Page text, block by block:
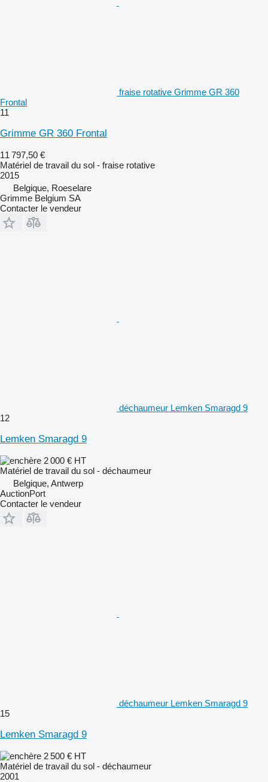
fraise rotative Grimme GR 360
Frontal
11
Grimme GR 360 Frontal
11 797,50 €
Matériel de travail du sol - fraise rotative
2015
Belgique, Roeselare
Grimme Belgium SA
Contacter le vendeur
déchaumeur Lemken Smaragd 9
12
Lemken Smaragd 9
2 000 € HT
Matériel de travail du sol - déchaumeur
Belgique, Antwerp
AuctionPort
Contacter le vendeur
déchaumeur Lemken Smaragd 9
15
Lemken Smaragd 9
2 500 € HT
Matériel de travail du sol - déchaumeur
2001